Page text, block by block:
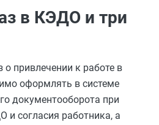
в КЭДО и три
привлечении к работе в
оформлять в системе
документооборота при
и согласия работника, а